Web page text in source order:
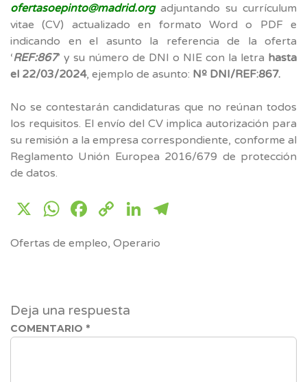
ofertasoepinto@madrid.orgadjuntando su currículum
vitae (CV) actualizado en formato Word o PDF e
indicando en el asunto la referencia de la oferta
‘REF:867’ y su número de DNI o NIE con la letra hasta
el 22/03/2024, ejemplo de asunto: Nº DNI/REF:867.
No se contestarán candidaturas que no reúnan todos
los requisitos. El envío del CV implica autorización para
su remisión a la empresa correspondiente, conforme al
Reglamento Unión Europea 2016/679 de protección
de datos.
X WhatsApp
Facebook
CopyLinkedIn
Ofertas de empleo, Operario
Deja una respuesta
COMENTARIO *